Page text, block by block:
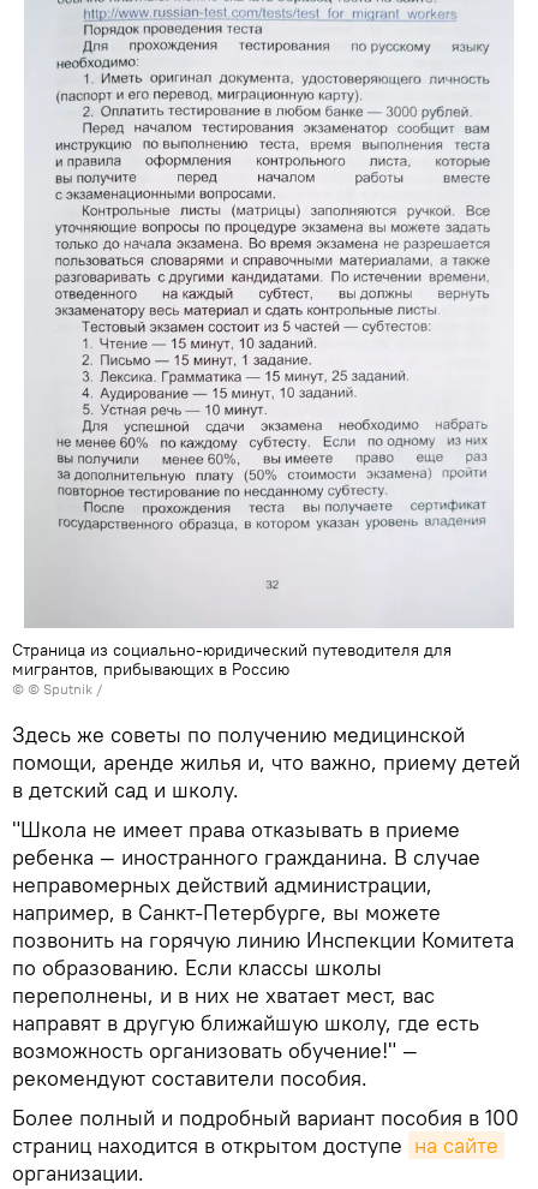
Страница из социально-юридический путеводителя для
мигрантов, прибывающих в Россию
© © Sputnik /
Здесь же советы по получению медицинской
помощи, аренде жилья и, что важно, приему детей
в детский сад и школу.
"Школа не имеет права отказывать в приеме
ребенка — иностранного гражданина. В случае
неправомерных действий администрации,
например, в Санкт-Петербурге, вы можете
позвонить на горячую линию Инспекции Комитета
по образованию. Если классы школы
переполнены, и в них не хватает мест, вас
направят в другую ближайшую школу, где есть
возможность организовать обучение!" —
рекомендуют составители пособия.
Более полный и подробный вариант пособия в 100
страниц находится в открытом доступе на сайте
организации.